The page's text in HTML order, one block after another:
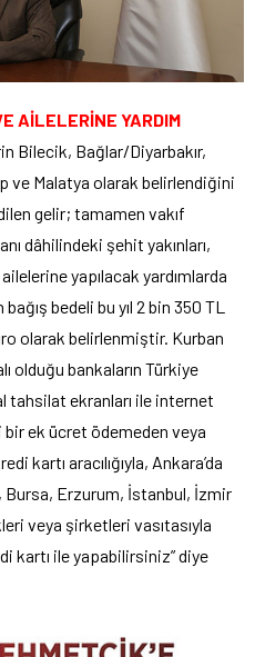
AİLELERİNE YARDIM
Bilecik, Bağlar/Diyarbakır,
ve Malatya olarak belirlendiğini
gelir; tamamen vakıf
dâhilindeki şehit yakınları,
yapılacak yardımlarda
bedeli bu yıl 2 bin 350 TL
olarak belirlenmiştir. Kurban
olduğu bankaların Türkiye
tahsilat ekranları ile internet
bir ek ücret ödemeden veya
kartı aracılığıyla, Ankara’da
Bursa, Erzurum, İstanbul, İzmir
veya şirketleri vasıtasıyla
kartı ile yapabilirsiniz” diye